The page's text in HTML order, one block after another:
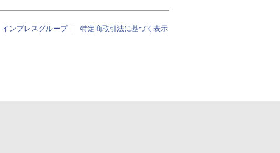
インプレスグループ 特定商取引法に基づく表示